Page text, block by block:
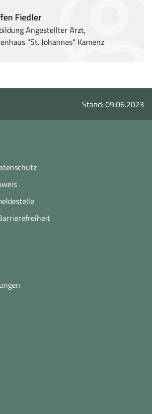
Fiedler
Angestellter Arzt,
"St. Johannes" Kamenz
Stand: 09.06.2023